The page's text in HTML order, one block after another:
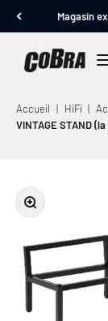
Magasin
Cobra.fr
Accueil | HiFi |
VINTAGE STAND
Zoomer sur l'image